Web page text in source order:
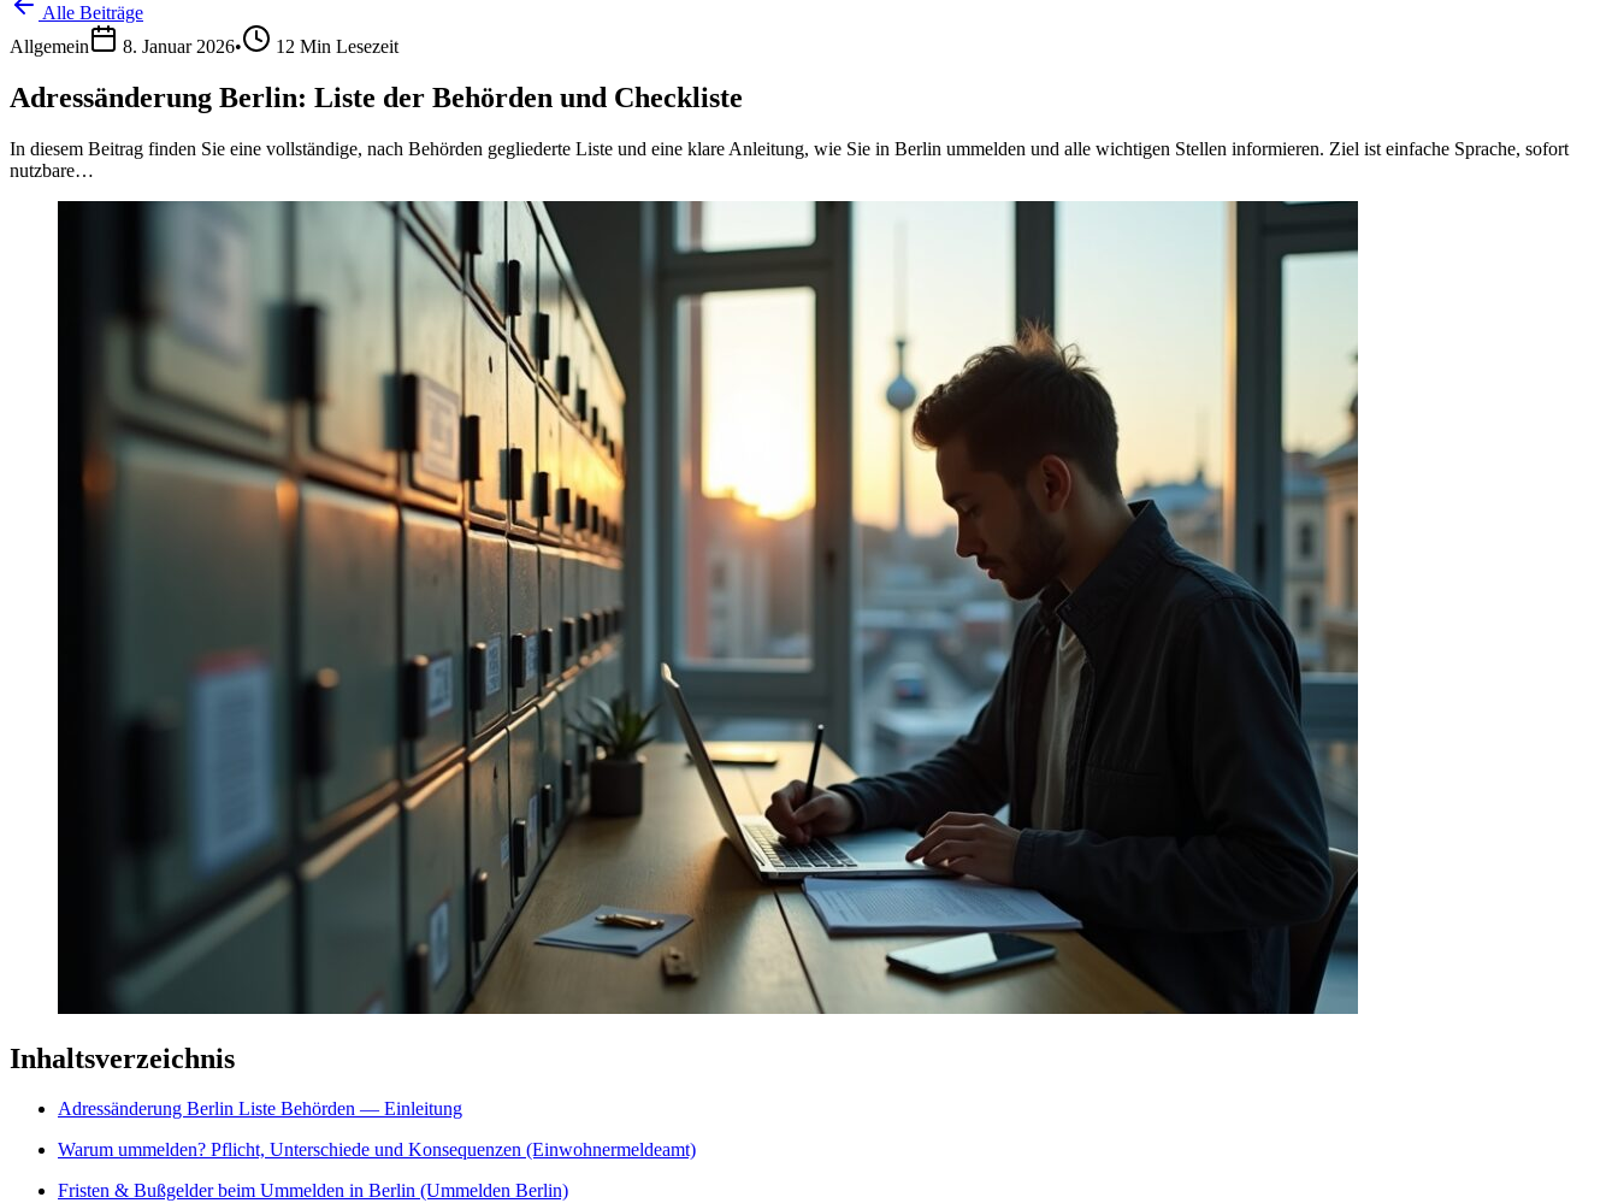
Alle Beiträge
Allgemein
8. Januar 2026• 12 Min Lesezeit
Adressänderung Berlin: Liste der Behörden und Checkliste
In diesem Beitrag finden Sie eine vollständige, nach Behörden gegliederte Liste und eine klare Anleitung, wie Sie in Berlin ummelden und alle wichtigen Stellen informieren. Ziel ist einfache Sprache, sofort
nutzbare…
Inhaltsverzeichnis
Adressänderung Berlin Liste Behörden — Einleitung
Warum ummelden? Pflicht, Unterschiede und Konsequenzen (Einwohnermeldeamt)
Fristen & Bußgelder beim Ummelden in Berlin (Ummelden Berlin)